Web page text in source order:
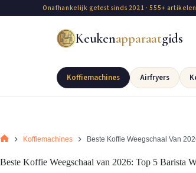
Onafhankelijk getest sinds 2021 · 555+
Keukenapparaatgids
Koffiemachines Airfryers
Koffiemachines Beste Koffie Weegschaal Van
Beste Koffie Weegschaal van 2026: Top 5 Barista